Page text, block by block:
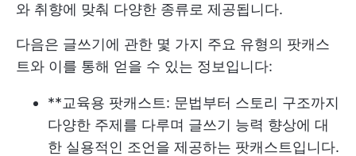
와 취향에 맞춰 다양한 종류로 제공됩니다.
다음은 글쓰기에 관한 몇 가지 주요 유형의 팟캐스
트와 이를 통해 얻을 수 있는 정보입니다:
**교육용 팟캐스트: 문법부터 스토리 구조까지
다양한 주제를 다루며 글쓰기 능력 향상에 대
한 실용적인 조언을 제공하는 팟캐스트입니다.